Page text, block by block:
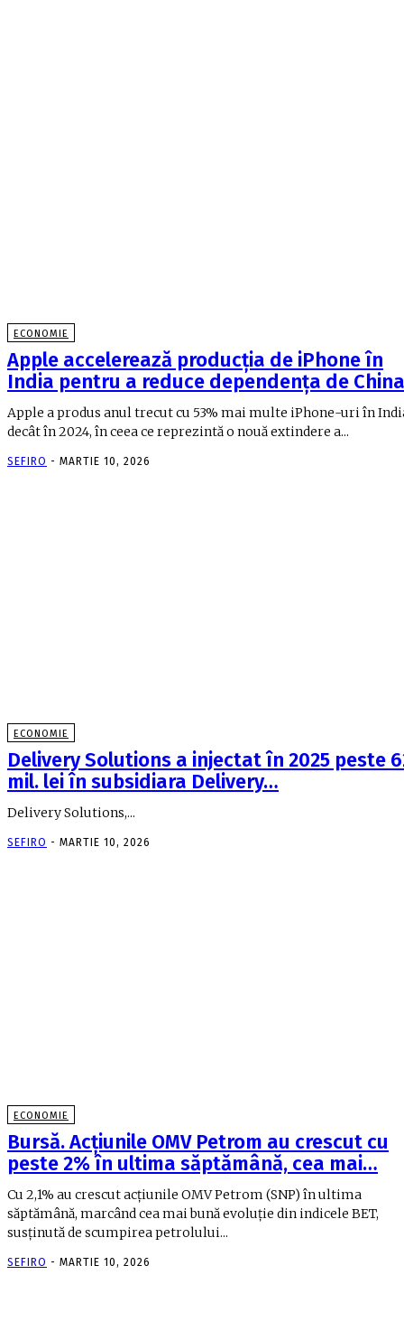
ECONOMIE
Apple accelerează producția de iPhone în
India pentru a reduce dependența de China
Apple a produs anul trecut cu 53% mai multe iPhone-uri în
decât în 2024, în ceea ce reprezintă o nouă extindere a...
SEFIRO - MARTIE 10, 2026
ECONOMIE
Delivery Solutions a injectat în 2025 peste
mil. lei în subsidiara Delivery…
Delivery Solutions,...
SEFIRO - MARTIE 10, 2026
ECONOMIE
Bursă. Acţiunile OMV Petrom au crescut cu
peste 2% în ultima săptămână, cea mai…
Cu 2,1% au crescut acţiunile OMV Petrom (SNP) în ultima
săptămână, marcând cea mai bună evoluţie din indicele BET,
susţinută de scumpirea petrolului...
SEFIRO - MARTIE 10, 2026